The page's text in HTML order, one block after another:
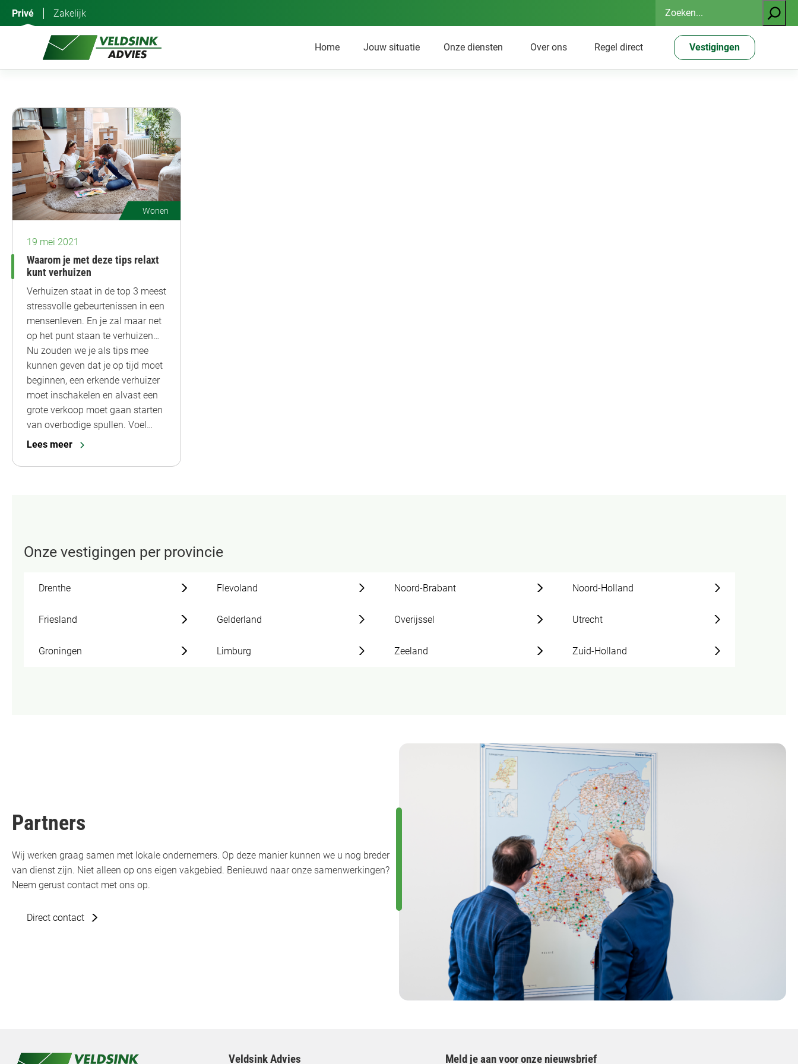
Privé Zakelijk
Zoeken
Home Jouw situatie Onze diensten Over ons Regel direct Vestigingen
Wonen
19 mei 2021
Waarom je met deze tips relaxt
kunt verhuizen
Verhuizen staat in de top 3 meest
stressvolle gebeurtenissen in een
mensenleven. En je zal maar net
op het punt staan te verhuizen…
Nu zouden we je als tips mee
kunnen geven dat je op tijd moet
beginnen, een erkende verhuizer
moet inschakelen en alvast een
grote verkoop moet gaan starten
van overbodige spullen. Voel…
Lees meer
Onze vestigingen per provincie
Drenthe Flevoland Noord-Brabant Noord-Holland
Friesland Gelderland Overijssel Utrecht
Groningen Limburg Zeeland Zuid-Holland
Partners
Wij werken graag samen met lokale ondernemers. Op deze manier kunnen we u nog breder
van dienst zijn. Niet alleen op ons eigen vakgebied. Benieuwd naar onze samenwerkingen?
Neem gerust contact met ons op.
Direct contact
Veldsink Advies Meld je aan voor onze nieuwsbrief